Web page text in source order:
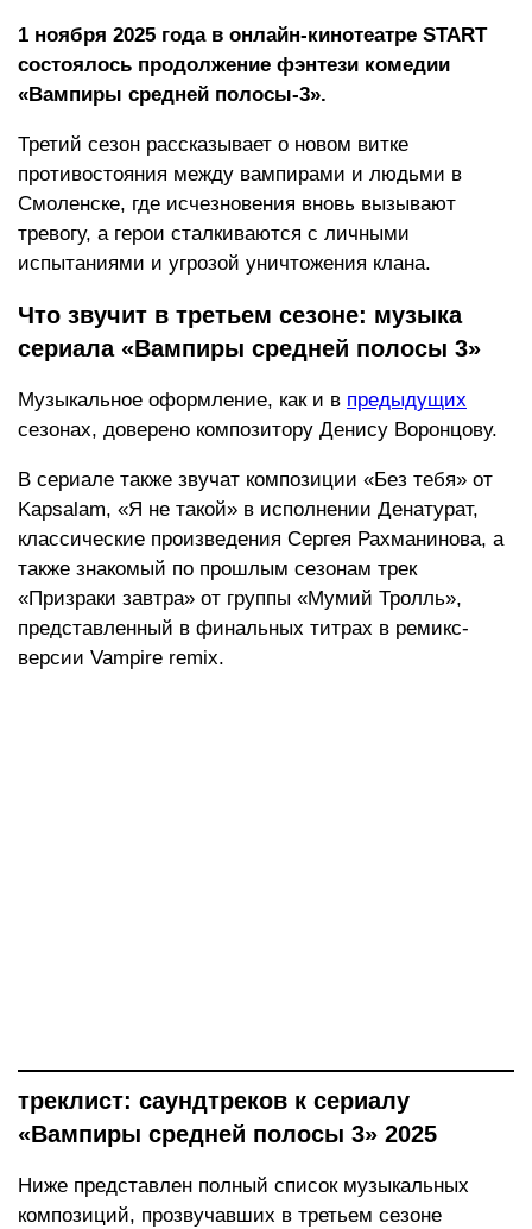
записи:
1 ноября 2025 года в онлайн-кинотеатре START
состоялось продолжение фэнтези комедии
«Вампиры средней полосы-3».
Третий сезон рассказывает о новом витке
противостояния между вампирами и людьми в
Смоленске, где исчезновения вновь вызывают
тревогу, а герои сталкиваются с личными
испытаниями и угрозой уничтожения клана.
Что звучит в третьем сезоне: музыка
сериала «Вампиры средней полосы 3»
Музыкальное оформление, как и в предыдущих
сезонах, доверено композитору Денису Воронцову.
В сериале также звучат композиции «Без тебя» от
Kapsalam, «Я не такой» в исполнении Денатурат,
классические произведения Сергея Рахманинова, а
также знакомый по прошлым сезонам трек
«Призраки завтра» от группы «Мумий Тролль»,
представленный в финальных титрах в ремикс-
версии Vampire remix.
треклист: саундтреков к сериалу
«Вампиры средней полосы 3» 2025
Ниже представлен полный список музыкальных
композиций, прозвучавших в третьем сезоне